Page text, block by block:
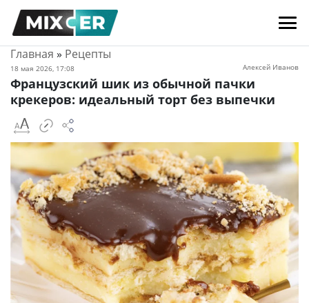
Главная » Рецепты
18 мая 2026, 17:08 Алексей Иванов
Французский шик из обычной пачки
крекеров: идеальный торт без выпечки